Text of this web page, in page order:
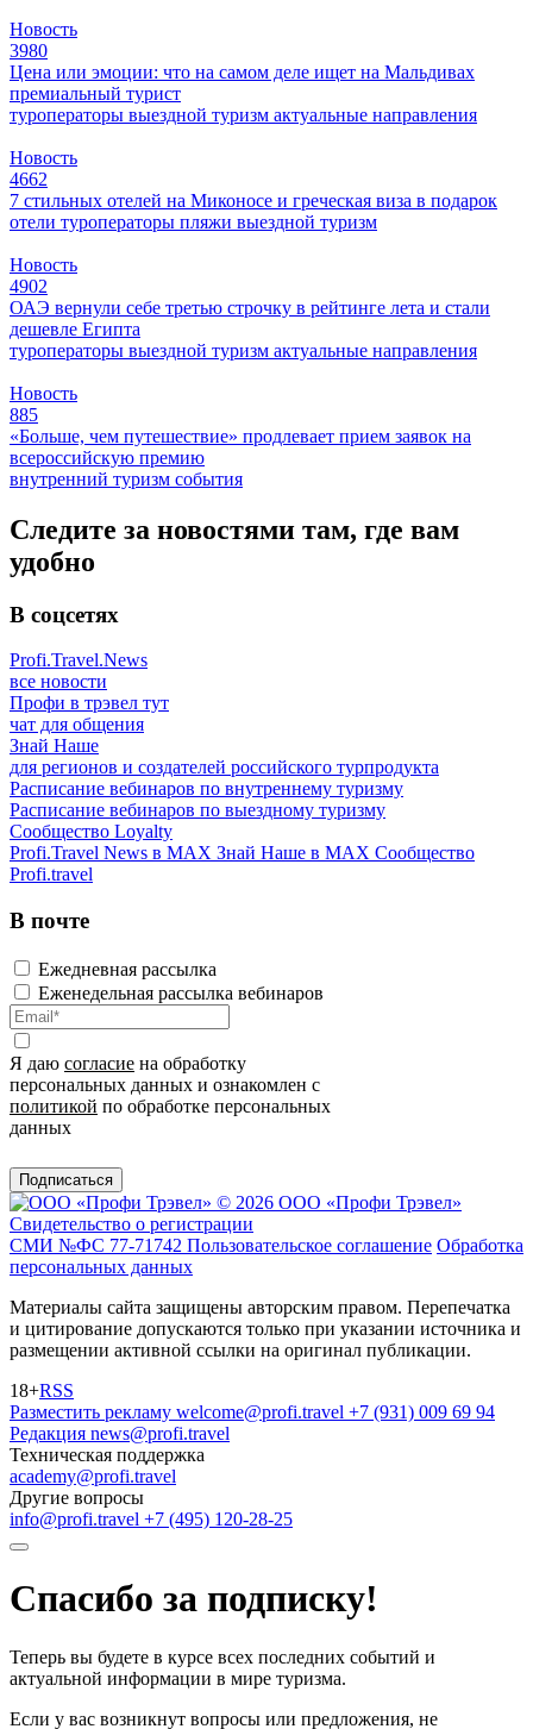
Новость
3980
Цена или эмоции: что на самом деле ищет на Мальдивах
премиальный турист
туроператоры выездной туризм актуальные направления
Новость
4662
7 стильных отелей на Миконосе и греческая виза в подарок
отели туроператоры пляжи выездной туризм
Новость
4902
ОАЭ вернули себе третью строчку в рейтинге лета и стали
дешевле Египта
туроператоры выездной туризм актуальные направления
Новость
885
«Больше, чем путешествие» продлевает прием заявок на
всероссийскую премию
внутренний туризм события
Следите за новостями там, где вам
удобно
В соцсетях
Profi.Travel.News
все новости
Профи в трэвел тут
чат для общения
Знай Наше
для регионов и создателей российского турпродукта
Расписание вебинаров по внутреннему туризму
Расписание вебинаров по выездному туризму
Сообщество Loyalty
Profi.Travel News в MAX Знай Наше в MAX Сообщество
Profi.travel
В почте
Ежедневная рассылка
Еженедельная рассылка вебинаров
Я даю согласие на обработку
персональных данных и ознакомлен с
политикой по обработке персональных
данных
Подписаться
© 2026 ООО «Профи Трэвeл»
Свидетельство о регистрации
СМИ №ФС 77-71742 Пользовательское соглашение Обработка
персональных данных
Материалы сайта защищены авторским правом. Перепечатка
и цитирование допускаются только при указании источника и
размещении активной ссылки на оригинал публикации.
18+RSS
Разместить рекламу welcome@profi.travel +7 (931) 009 69 94
Редакция news@profi.travel
Техническая поддержка
academy@profi.travel
Другие вопросы
info@profi.travel +7 (495) 120-28-25
Спасибо за подписку!
Теперь вы будете в курсе всех последних событий и
актуальной информации в мире туризма.
Если у вас возникнут вопросы или предложения, не